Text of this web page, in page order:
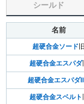
シールド
名前
超硬合金ソード 旧
超硬合金エスパダ
超硬合金エスパダII
超硬合金スベルト